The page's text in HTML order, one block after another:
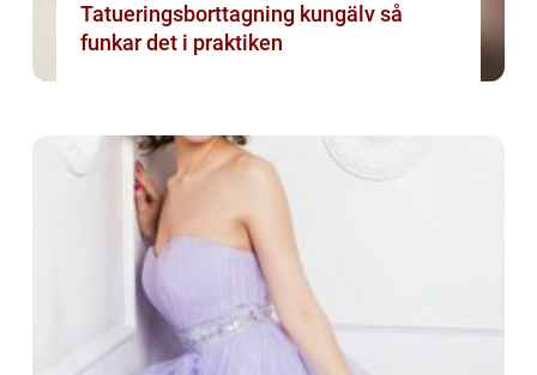
Tatueringsborttagning kungälv så
funkar det i praktiken